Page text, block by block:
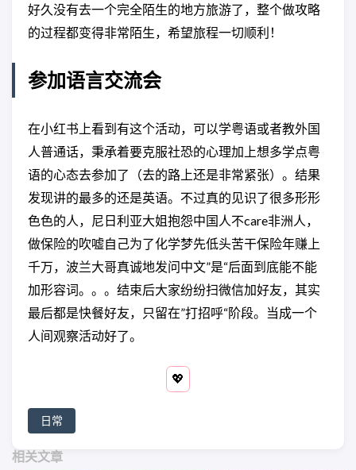
好久没有去一个完全陌生的地方旅游了，整个做攻略
的过程都变得非常陌生，希望旅程一切顺利！
参加语言交流会
在小红书上看到有这个活动，可以学粤语或者教外国
人普通话，秉承着要克服社恐的心理加上想多学点粤
语的心态去参加了（去的路上还是非常紧张）。结果
发现讲的最多的还是英语。不过真的见识了很多形形
色色的人，尼日利亚大姐抱怨中国人不care非洲人，
做保险的吹嘘自己为了化学梦先低头苦干保险年赚上
千万，波兰大哥真诚地发问中文”是“后面到底能不能
加形容词。。。结束后大家纷纷扫微信加好友，其实
最后都是快餐好友，只留在”打招呼“阶段。当成一个
人间观察活动好了。
💖
日常
相关文章